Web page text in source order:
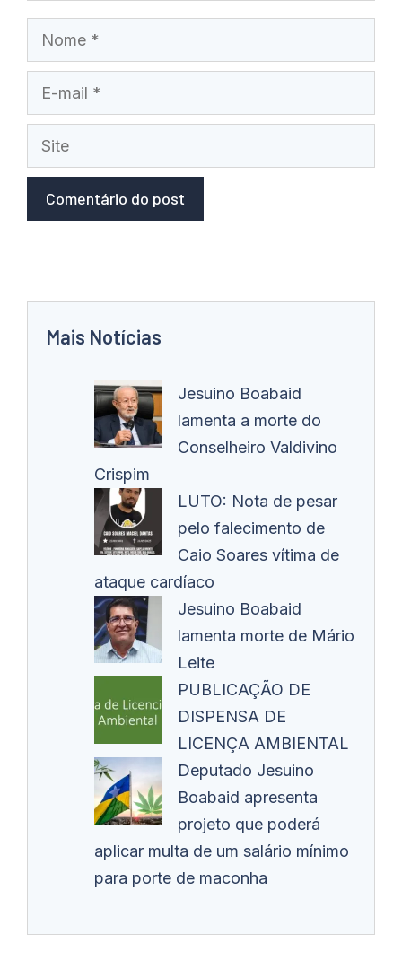
Nome
mail
Site
Mais Notícias
Jesuino Boabaid
lamenta a morte do
Conselheiro Valdivino
Crispim
LUTO: Nota de pesar
pelo falecimento de
Caio Soares vítima de
ataque cardíaco
Jesuino Boabaid
lamenta morte de Mário
Leite
PUBLICAÇÃO DE
DISPENSA DE
LICENÇA AMBIENTAL
Deputado Jesuino
Boabaid apresenta
projeto que poderá
aplicar multa de um salário mínimo
para porte de maconha